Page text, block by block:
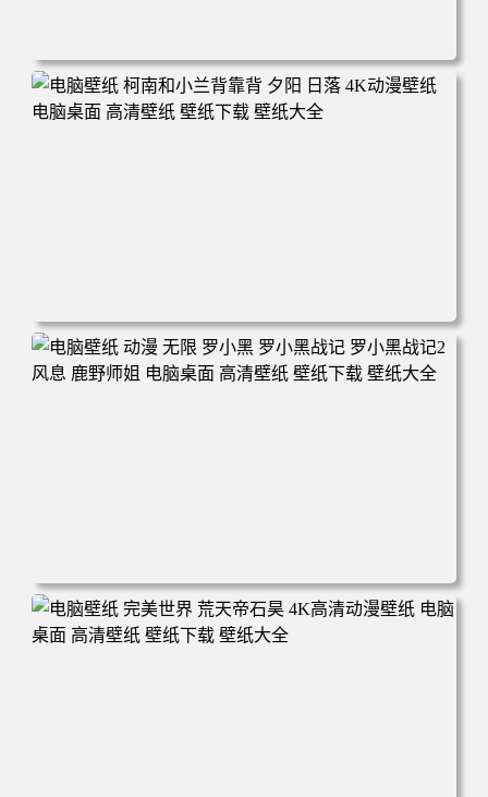
电脑壁纸 动漫 兔子朱迪 狐狸尼克 疯狂动物城 秋叶 秋天森
林 蓝天 4k壁纸 电脑桌面 高清壁纸 壁纸下载 壁纸大全
电脑壁纸 柯南和小兰背靠背 夕阳 日落 4K动漫壁纸 电脑桌
面 高清壁纸 壁纸下载 壁纸大全
电脑壁纸 动漫 无限 罗小黑 罗小黑战记 罗小黑战记2 风息
鹿野师姐 电脑桌面 高清壁纸 壁纸下载 壁纸大全